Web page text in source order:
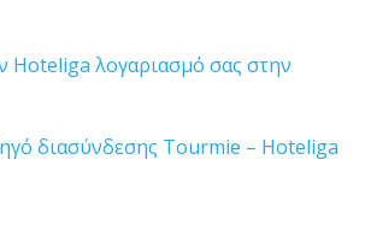
Hoteliga λογαριασμό σας στην
διασύνδεσης Tourmie – Hoteliga